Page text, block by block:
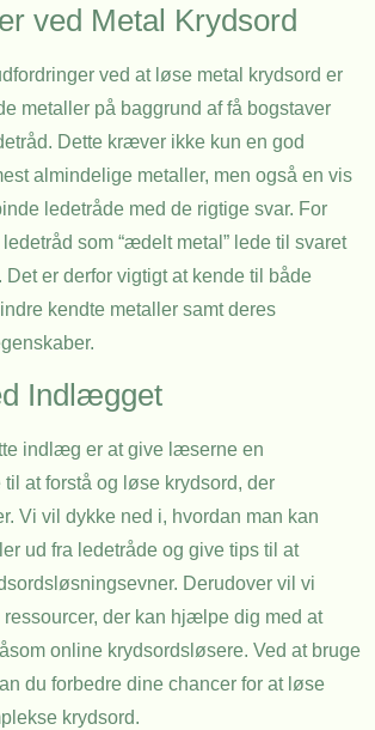
ved Metal Krydsord
ved at løse metal krydsord er
metaller på baggrund af få bogstaver
Dette kræver ikke kun en god
almindelige metaller, men også en vis
ledetråde med de rigtige svar. For
som “ædelt metal” lede til svaret
Det er derfor vigtigt at kende til både
kendte metaller samt deres
Indlægget
indlæg er at give læserne en
at forstå og løse krydsord, der
Vi vil dykke ned i, hvordan man kan
ud fra ledetråde og give tips til at
Derudover vil vi
der kan hjælpe dig med at
online krydsordsløsere. Ved at bruge
du forbedre dine chancer for at løse
krydsord.